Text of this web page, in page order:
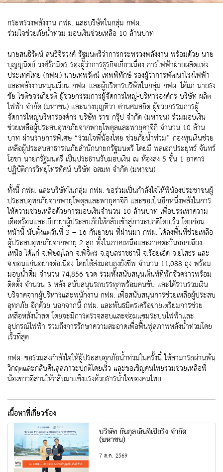
กระทรวงพลังงาน กฟผ. และบริษัทในกลุ่ม กฟผ.
ร่วมใจช่วยภัยน้ำท่วม มอบเงินช่วยเหลือ 10 ล้านบาท
นายสนธิรัตน์ สนธิจิรวงศ์ รัฐมนตรีว่าการกระทรวงพลังงาน พร้อมด้วย นาย
บุญญนิตย์ วงศ์รักมิตร รองผู้ว่าการธุรกิจเกี่ยวเนื่อง การไฟฟ้าฝ่ายผลิตแห่ง
ประเทศไทย (กฟผ.) นายเทพรัตน์ เทพพิทักษ์ รองผู้ว่าการพัฒนาโรงไฟฟ้า
และพลังงานหมุนเวียน กฟผ. และผู้บริหารบริษัทในกลุ่ม กฟผ. ได้แก่ นายธง
ชัย โชติขจรเกียรติ ผู้ช่วยกรรมการผู้จัดการใหญ่-บริหารองค์กร บริษัท ผลิต
ไฟฟ้า จำกัด (มหาชน) และนางบุญทิวา ด่านศมสถิต ผู้ช่วยกรรมการผู้
จัดการใหญ่บริหารองค์กร บริษัท ราช กรุ๊ป จำกัด (มหาชน) ร่วมมอบเงิน
ช่วยเหลือผู้ประสบอุทกภัยจากพายุโพดุลและพายุคาจิกิ จำนวน 10 ล้าน
บาท ผ่านรายการพิเศษ “ร่วมใจพี่น้องไทย ช่วยภัยน้ำท่วม” กองทุนเงินช่วย
เหลือผู้ประสบสาธารณภัยสำนักนายกรัฐมนตรี โดยมี พลเอกประยุทธ์ จันทร์
โอชา นายกรัฐมนตรี เป็นประธานรับมอบเงิน ณ ห้องส่ง 5 ชั้น 1 อาคาร
ปฏิบัติการวิทยุโทรทัศน์ บริษัท อสมท จำกัด (มหาชน)
ทั้งนี้ กฟผ. และบริษัทในกลุ่ม กฟผ. ขอร่วมเป็นกำลังใจให้พี่น้องประชาชนผู้
ประสบอุทกภัยจากพายุโพดุลและพายุคาจิกิ และขอเป็นอีกหนึ่งพลังในการ
ให้ความช่วยเหลือด้วยการมอบเงินจำนวน 10 ล้านบาท เพื่อบรรเทาความ
เดือดร้อนและเยียวยาผู้ประสบภัยให้กลับเข้าสู่ภาวะปกติโดยเร็ว โดยก่อน
หน้านี้ นับตั้งแต่วันที่ 3 – 16 กันยายน ที่ผ่านมา กฟผ. ได้ลงพื้นที่ช่วยเหลือ
ผู้ประสบอุทกภัยจากพายุ 2 ลูก ทั้งในภาคเหนือและภาคตะวันออกเฉียง
เหนือ ได้แก่ จ.พิษณุโลก จ.พิจิตร จ.อุบลราชธานี จ.ร้อยเอ็ด จ.ยโสธร และ
จ.ขอนแก่นอย่างต่อเนื่อง โดยได้ส่งมอบถุงยังชีพ จำนวน 11,088 ถุง พร้อม
มอบน้ำดื่ม จำนวน 74,856 ขวด รวมทั้งสนับสนุนเต็นท์ที่พักชั่วคราวพร้อม
ติดตั้ง จำนวน 3 หลัง สนับสนุนรถบรรทุกพร้อมคนขับ และได้รวบรวมเงิน
บริจาคจากผู้บริหารและพนักงาน กฟผ. เพื่อสนับสนุนการช่วยเหลือผู้ประสบ
อุทกภัย อีกด้วย นอกจากนี้ กฟผ. และพันธมิตรเครือข่ายเตรียมการช่วย
เหลือหลังน้ำลด โดยจะมีการตรวจสอบและซ่อมแซมระบบไฟฟ้าและ
อุปกรณ์ไฟฟ้า รวมถึงการรักษาความสะอาดเพื่อฟื้นฟูสภาพหลังน้ำท่วมโดย
เร็วที่สุด
กฟผ. ขอร่วมส่งกำลังใจให้ผู้ประสบอุกภัยน้ำท่วมในครั้งนี้ ให้สามารถผ่านพ้น
วิกฤตและกลับคืนสู่สภาวะปกติโดยเร็ว และขอเชิญคนไทยร่วมช่วยเหลือพี่
น้องชาวอีสานให้กลับมาแข็งแรงด้วยธารน้ำใจของคนไทย
เนื้อหาที่เกี่ยวข้อง
บริษัท กันกุลเอ็นจิเนียริ่ง จำกัด
(มหาชน)
7 ส.ค. 2569